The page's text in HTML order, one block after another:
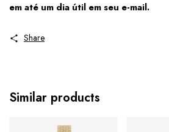
em até um dia útil em seu e-mail.
Share
Similar products